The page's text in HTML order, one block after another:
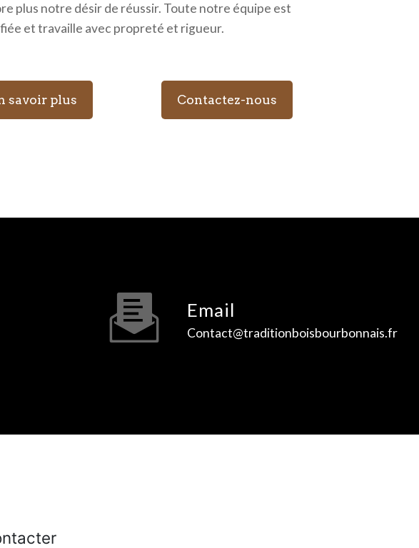
plus notre désir de réussir. Toute notre équipe est
et travaille avec propreté et rigueur.
savoir plus Contactez-nous
Email
contact@traditionboisbourbonnais.fr